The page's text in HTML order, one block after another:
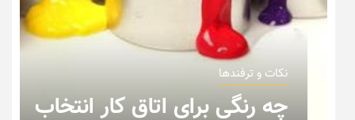
نکات و ترفندها
چه رنگی برای اتاق کار انتخاب